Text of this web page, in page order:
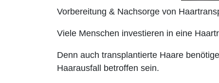
Vorbereitung & Nachsorge von
Viele Menschen investieren in eine
Denn auch transplantierte Haare
Haarausfall betroffen sein.